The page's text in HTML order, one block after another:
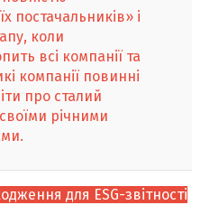
постачальників» і
коли
всі компанії та
компанії повинні
про сталий
річними
для ESG-звітності